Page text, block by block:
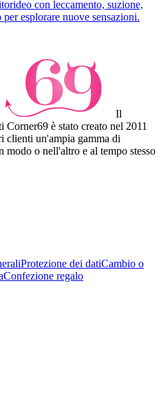
con leccamento, suzione,
esplorare nuove sensazioni.
Il
è stato creato nel 2011
clienti un'ampia gamma di
modo o nell'altro e al tempo stesso
Protezione dei datiCambio o
Confezione regalo